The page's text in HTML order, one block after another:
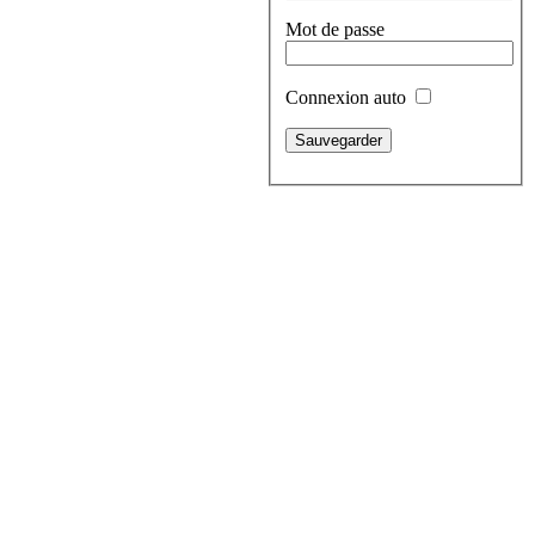
Mot de passe
Connexion auto